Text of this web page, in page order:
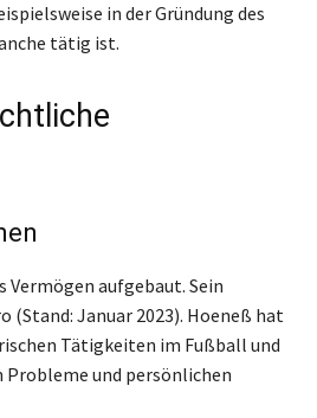
in der Gründung des
tätig ist.
Vermögen aufgebaut. Sein
Januar 2023). Hoeneß hat
Tätigkeiten im Fußball und
und persönlichen